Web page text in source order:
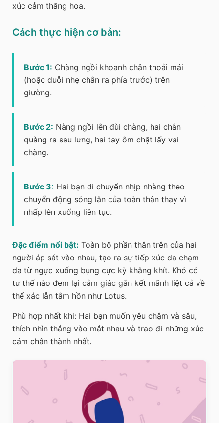
xúc cảm thăng hoa.
Cách thực hiện cơ bản:
Bước 1: Chàng ngồi khoanh chân thoải mái
(hoặc duỗi nhẹ chân ra phía trước) trên
giường.
Bước 2: Nàng ngồi lên đùi chàng, hai chân
quàng ra sau lưng, hai tay ôm chặt lấy vai
chàng.
Bước 3: Hai bạn di chuyển nhịp nhàng theo
chuyển động sóng lăn của toàn thân thay vì
nhấp lên xuống liên tục.
Đặc điểm nổi bật: Toàn bộ phần thân trên của hai
người áp sát vào nhau, tạo ra sự tiếp xúc da chạm
da từ ngực xuống bụng cực kỳ khăng khít. Khó có
tư thế nào đem lại cảm giác gắn kết mãnh liệt cả về
thể xác lẫn tâm hồn như Lotus.
Phù hợp nhất khi: Hai bạn muốn yêu chậm và sâu,
thích nhìn thẳng vào mắt nhau và trao đi những xúc
cảm chân thành nhất.